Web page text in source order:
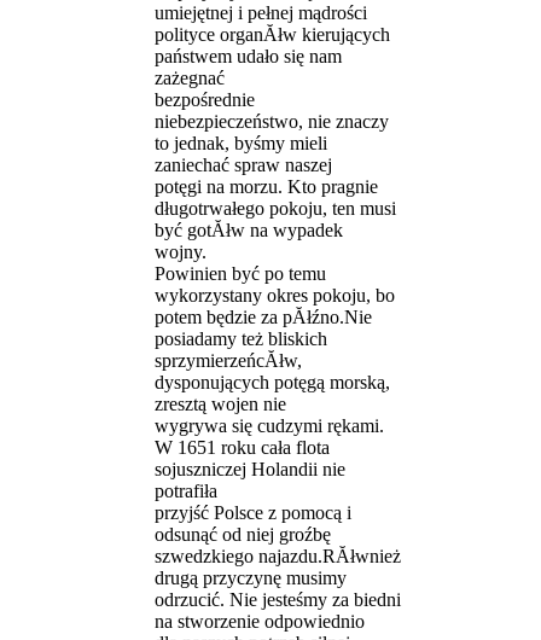
umiejętnej i pełnej mądrości
polityce organĂłw kierujących
państwem udało się nam
zażegnać
bezpośrednie
niebezpieczeństwo, nie znaczy
to jednak, byśmy mieli
zaniechać spraw naszej
potęgi na morzu. Kto pragnie
długotrwałego pokoju, ten musi
być gotĂłw na wypadek
wojny.
Powinien być po temu
wykorzystany okres pokoju, bo
potem będzie za pĂłźno.Nie
posiadamy też bliskich
sprzymierzeńcĂłw,
dysponujących potęgą morską,
zresztą wojen nie
wygrywa się cudzymi rękami.
W 1651 roku cała flota
sojuszniczej Holandii nie
potrafiła
przyjść Polsce z pomocą i
odsunąć od niej groźbę
szwedzkiego najazdu.RĂłwnież
drugą przyczynę musimy
odrzucić. Nie jesteśmy za biedni
na stworzenie odpowiednio